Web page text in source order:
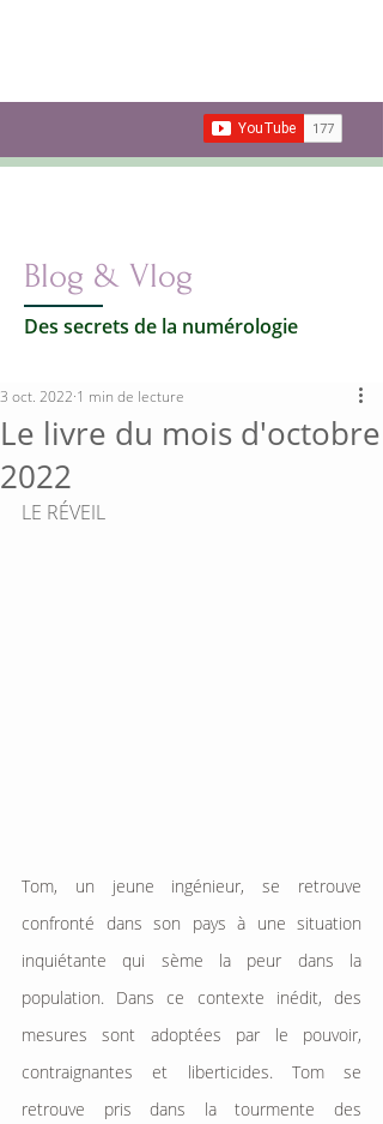
Le livre du mois d'octobre
2022
3 oct. 2022 1 min de lecture
LE RÉVEIL
Tom, un jeune ingénieur, se retrouve
confronté dans son pays à une situation
inquiétante qui sème la peur dans la
population. Dans ce contexte inédit, des
mesures sont adoptées par le pouvoir,
contraignantes et liberticides. Tom se
retrouve pris dans la tourmente des
Blog & Vlog
Des secrets de la numérologie